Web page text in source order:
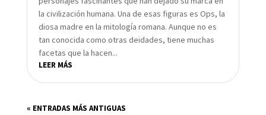
la civilización humana. Una de esas figuras es Ops, la
diosa madre en la mitología romana. Aunque no es
tan conocida como otras deidades, tiene muchas
facetas que la hacen...
LEER MÁS
« ENTRADAS MÁS ANTIGUAS